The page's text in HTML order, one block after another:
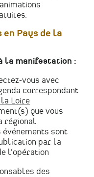
Pays de la
la manifestation :
vous avec
correspondant
la Loire
que vous
régional
événements sont
par la
l'opération
des